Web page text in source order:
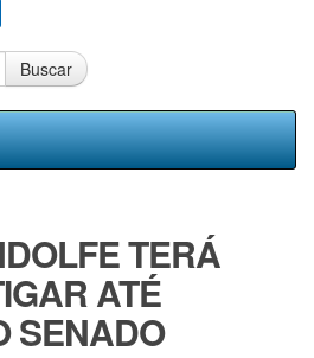
Buscar
TERÁ
ATÉ
SENADO